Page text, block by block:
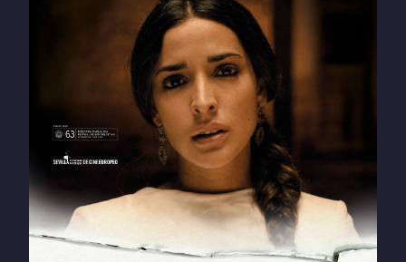
PRODUCCIÓN
VIDEO – VOD
CATÁLOGO
PRENSA
NOTICIAS
QUIÉNES SOMOS